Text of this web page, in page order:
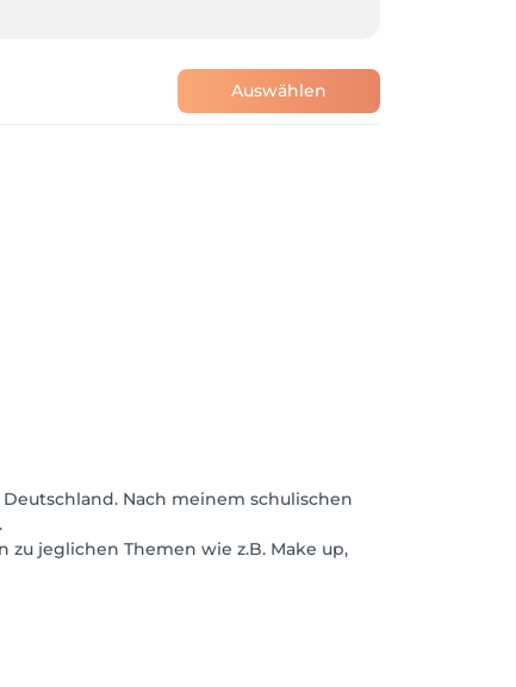
Auswählen
Nach meinem schulischen
jeglichen Themen wie z.B. Make up,